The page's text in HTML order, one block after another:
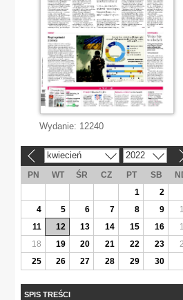
Wydanie: 12240
kwiecień 2022
PN WT ŚR CZ PT SB
1
2
4
5 6 7 8 9
11
12 13 14 15 16
18
19 20 21 22 23
25
26 27 28 29 30
SPIS TREŚCI